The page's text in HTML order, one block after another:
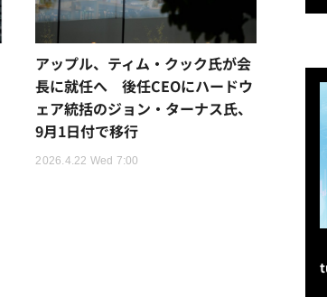
アップル、ティム・クック氏が会
長に就任へ 後任CEOにハードウ
ェア統括のジョン・ターナス氏、
9月1日付で移行
2026.4.22 Wed 7:00